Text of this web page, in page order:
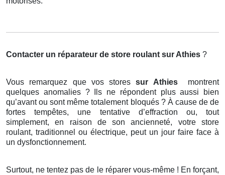
Contacter un réparateur de store roulant sur Athies ?
Vous remarquez que vos storessur Athies
montrent
quelques anomalies ? Ils ne répondent plus aussi bien
qu’avant ou sont même totalement bloqués ? À cause de de
fortes tempêtes, une tentative d’effraction ou, tout
simplement, en raison de son ancienneté, votre store
roulant, traditionnel ou électrique, peut un jour faire face à
un dysfonctionnement.
Surtout, ne tentez pas de le réparer vous-même ! En forçant,